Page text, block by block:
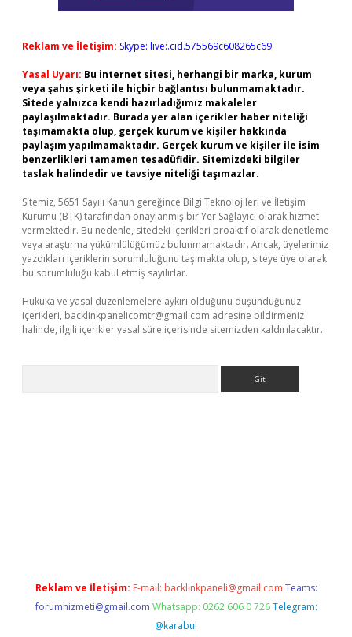
Reklam ve İletişim: Skype: live:.cid.575569c608265c69
Yasal Uyarı: Bu internet sitesi, herhangi bir marka, kurum
veya şahıs şirketi ile hiçbir bağlantısı bulunmamaktadır.
Sitede yalnızca kendi hazırladığımız makaleler
paylaşılmaktadır. Burada yer alan içerikler haber niteliği
taşımamakta olup, gerçek kurum ve kişiler hakkında
paylaşım yapılmamaktadır. Gerçek kurum ve kişiler ile isim
benzerlikleri tamamen tesadüfidir. Sitemizdeki bilgiler
taslak halindedir ve tavsiye niteliği taşımazlar.
Sitemiz, 5651 Sayılı Kanun gereğince Bilgi Teknolojileri ve İletişim
Kurumu (BTK) tarafından onaylanmış bir Yer Sağlayıcı olarak hizmet
vermektedir. Bu nedenle, sitedeki içerikleri proaktif olarak denetleme
veya araştırma yükümlülüğümüz bulunmamaktadır. Ancak, üyelerimiz
yazdıkları içeriklerin sorumluluğunu taşımakta olup, siteye üye olarak
bu sorumluluğu kabul etmiş sayılırlar.
Hukuka ve yasal düzenlemelere aykırı olduğunu düşündüğünüz
içerikleri, backlinkpanelicomtr@gmail.com adresine bildirmeniz
halinde, ilgili içerikler yasal süre içerisinde sitemizden kaldırılacaktır.
Reklam ve İletişim: E-mail: backlinkpaneli@gmail.com Teams:
forumhizmeti@gmail.com Whatsapp: 0262 606 0 726 Telegram:
@karabul